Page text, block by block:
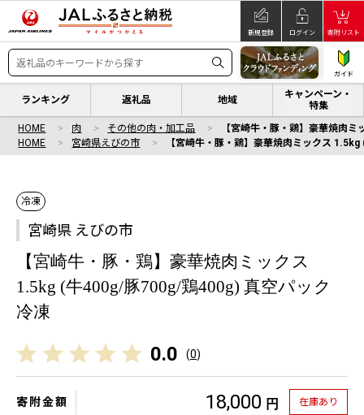
新規登録 ログイン 寄附リスト
ガイド
ランキング 返礼品 地域
キャンペーン・
特集
HOME 肉 その他の肉・加工品
【宮崎牛・豚・鶏】豪華焼肉
HOME
宮崎県えびの市 【宮崎牛・豚・鶏】豪華焼肉ミックス
冷凍
宮崎県 えびの市
【宮崎牛・豚・鶏】豪華焼肉ミックス
1.5kg (牛400g/豚700g/鶏400g) 真空パック
冷凍
0.0 (0)
寄附金額 18,000 円 在庫あり